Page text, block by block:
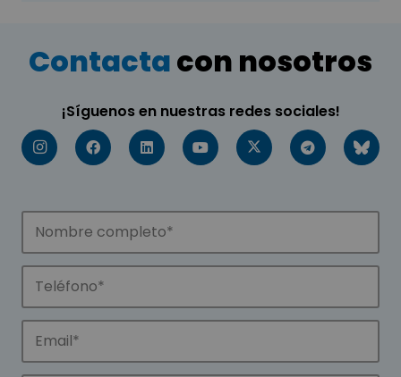
Contactacon nosotros
¡Síguenos en nuestras redes sociales!